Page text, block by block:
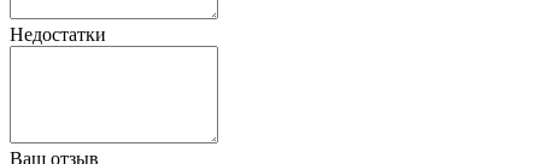
Недостатки
Ваш отзыв